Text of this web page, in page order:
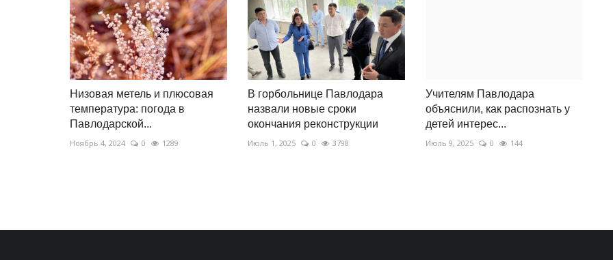
Низовая метель и плюсовая
температура: погода в
Павлодарской...
Ноябрь 4, 2024 0 1289
В горбольнице Павлодара
назвали новые сроки
окончания реконструкции
Июль 1, 2025 0 3798
Учителям Павлодара
объяснили, как распознать у
детей интерес...
Июль 9, 2025 0 144